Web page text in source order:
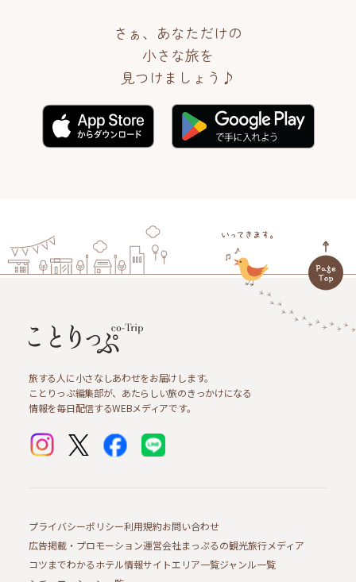
さぁ、あなただけの
小さな旅を
見つけましょう♪
旅する人に小さなしあわせをお届けします。
ことりっぷ編集部が、あたらしい旅のきっかけになる
情報を毎日配信するWEBメディアです。
プライバシーポリシー利用規約お問い合わせ
広告掲載・プロモーション運営会社まっぷるの観光旅行メディア
コツまでわかるホテル情報サイトエリア一覧ジャンル一覧